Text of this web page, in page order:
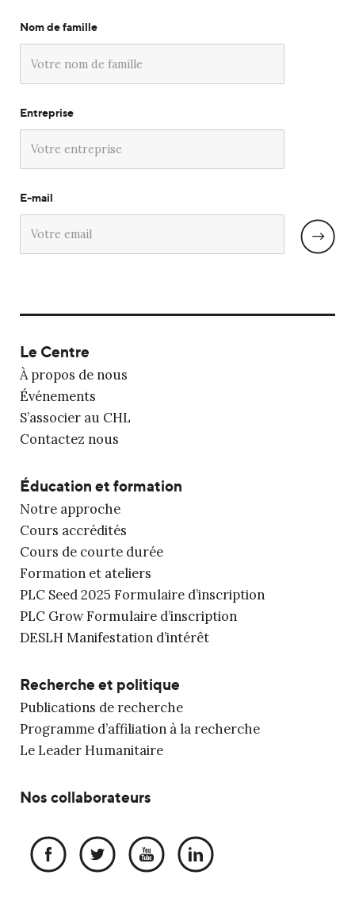
Nom de famille
Entreprise
E-mail
Le Centre
À propos de nous
Événements
S’associer au CHL
Contactez nous
Éducation et formation
Notre approche
Cours accrédités
Cours de courte durée
Formation et ateliers
PLC Seed 2025 Formulaire d’inscription
PLC Grow Formulaire d’inscription
DESLH Manifestation d’intérêt
Recherche et politique
Publications de recherche
Programme d’affiliation à la recherche
Le Leader Humanitaire
Nos collaborateurs